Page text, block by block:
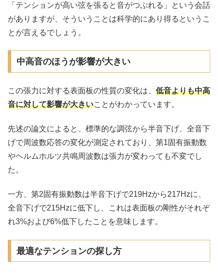
「テンションが高い弦を張ると音がつぶれる」という会話
がありますが、そういうことは科学的にあり得るというこ
とが言えるでしょう。
中高音のほうが影響が大きい
この張力に対する表面板の性質の変化は、 低音よりも中高
音に対して影響が大きいことがわかっています。
先述の論文によると、標準的な調弦から半音下げ、全音下
げで周波数応答の変化が測定されており、第1固有振動数
やヘルムホルツ共鳴周波数は張力が変わっても不変でし
た。
一方、第2固有振動数は半音下げで219Hzから217Hzに、
全音下げで215Hzに低下し、これは表面板の剛性がそれぞ
れ3%および6%低下したことを意味します。
最適なテンションの探し方